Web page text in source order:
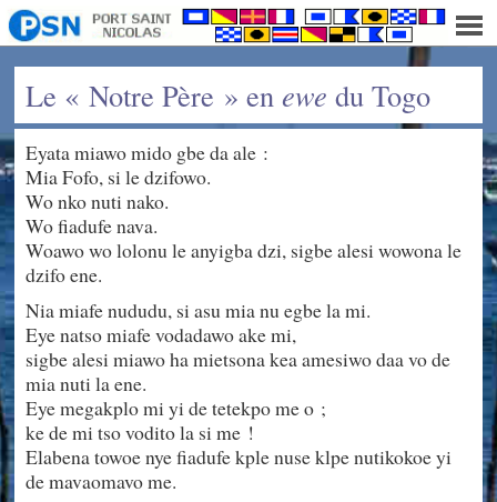
Le « Notre Père » enewe du Togo
Eyata miawo mido gbe da ale :
Mia Fofo, si le dzifowo.
Wo nko nuti nako.
Wo fiadufe nava.
Woawo wo lolonu le anyigba dzi, sigbe alesi wowona le
dzifo ene.
Nia miafe nududu, si asu mia nu egbe la mi.
Eye natso miafe vodadawo ake mi,
sigbe alesi miawo ha mietsona kea amesiwo daa vo de
mia nuti la ene.
Eye megakplo mi yi de tetekpo me o ;
ke de mi tso vodito la si me !
Elabena towoe nye fiadufe kple nuse klpe nutikokoe yi
de mavaomavo me.